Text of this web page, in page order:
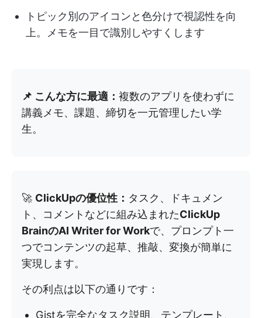
トピック別のアイコンと色分けで視認性を向
上。メモを一目で識別しやすくします
📌 こんな方に最適： 複数のアプリを使わずに
講義メモ、課題、締切を一元管理したい学
生。
🚀 ClickUpの優位性： タスク、ドキュメン
ト、コメントなどに組み込まれたClickUp
BrainのAI Writer for Workで、プロンプト一
つでコンテンツの起草、推敲、変換が簡単に
実現します。
その利点は以下の通りです：
Gistを完全なタスク説明、テンプレート、